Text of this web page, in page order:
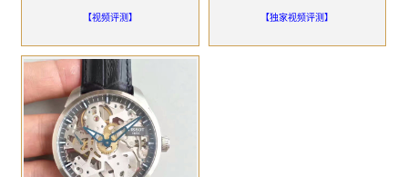
【视频评测】 【独家视频评测】